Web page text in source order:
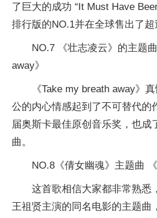
了巨大的成功 “It Must Have
排行版的NO.1并在全球售出了超
NO.7 《壮志凌云》的主题
away》
《Take my breath away》
公的内心情感起到了不可替代的
届奥斯卡最佳原创音乐奖，也成
曲。
NO.8《倩女幽魂》主题曲 《
这首歌相信大家都非常熟悉
王祖贤主演的同名电影的主题曲